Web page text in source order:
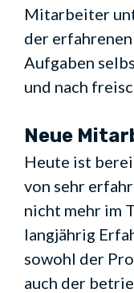
Mitarbeiter
der
Aufgaben
und nach
Neue
Heute ist
von sehr
nicht mehr im
langjährig
sowohl der
auch der